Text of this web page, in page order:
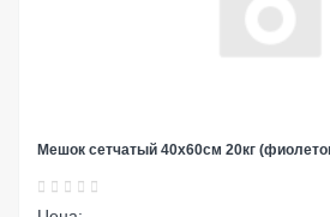
Мешок сетчатый 40х60см 20кг